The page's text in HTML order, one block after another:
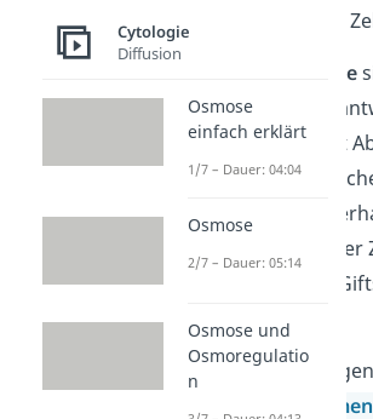
Prozess, der in der
Pflanzenzelle
Zellorganellen
Vakuoleist das mit
Organell in
neben dem
) in
die Lagerung von
zuständig.
Die zweiten
Peroxisomen
Cytologie
Diffusion
Osmose
einfach erklärt
1/7 – Dauer: 04:04
Osmose
2/7 – Dauer: 05:14
Osmose und
Osmoregulatio
n